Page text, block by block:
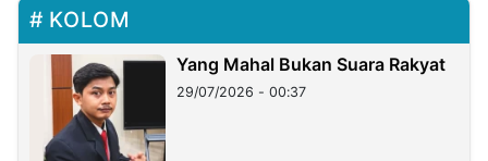
KOLOM
Yang Mahal Bukan Suara Rakyat
29/07/2026 - 00:37